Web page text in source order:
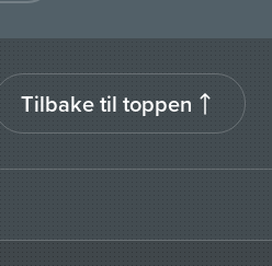
Tilbake til toppen